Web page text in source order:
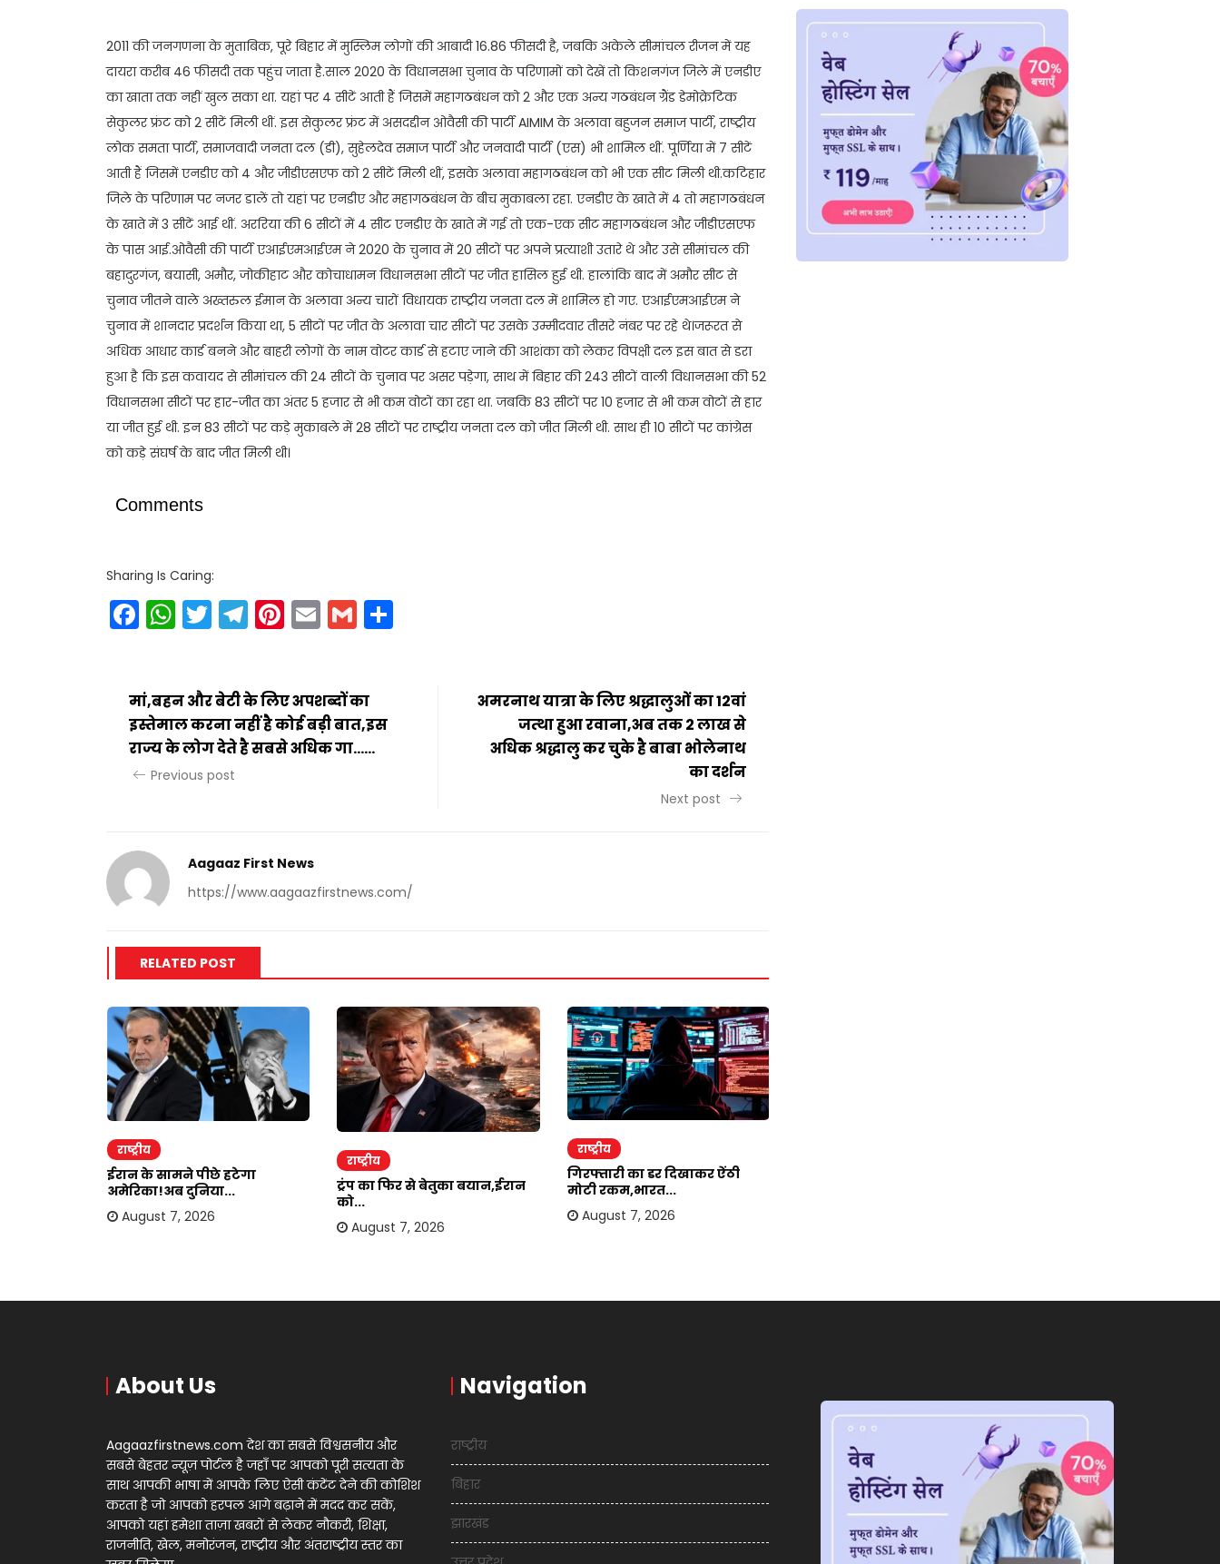
2011 की जनगणना के मुताबिक, पूरे बिहार में मुस्लिम लोगों की आबादी 16.86 फीसदी है, जबकि अकेले सीमांचल रीजन में यह
दायरा करीब 46 फीसदी तक पहुंच जाता है.साल 2020 के विधानसभा चुनाव के परिणामों को देखें तो किशनगंज जिले में एनडीए
का खाता तक नहीं खुल सका था. यहां पर 4 सीटें आती हैं जिसमें महागठबंधन को 2 और एक अन्य गठबंधन ग्रैंड डेमोक्रेटिक
सेकुलर फ्रंट को 2 सीटें मिली थीं. इस सेकुलर फ्रंट में असदद्दीन ओवैसी की पार्टी AIMIM के अलावा बहुजन समाज पार्टी, राष्ट्रीय
लोक समता पार्टी, समाजवादी जनता दल (डी), सुहेलदेव समाज पार्टी और जनवादी पार्टी (एस) भी शामिल थीं. पूर्णिया में 7 सीटें
आती हैं जिसमें एनडीए को 4 और जीडीएसएफ को 2 सीटें मिली थीं, इसके अलावा महागठबंधन को भी एक सीट मिली थी.कटिहार
जिले के परिणाम पर नजर डालें तो यहां पर एनडीए और महागठबंधन के बीच मुकाबला रहा. एनडीए के खाते में 4 तो महागठबंधन
के खाते में 3 सीटें आई थीं. अररिया की 6 सीटों में 4 सीट एनडीए के खाते में गई तो एक-एक सीट महागठबंधन और जीडीएसएफ
के पास आई.ओवैसी की पार्टी एआईएमआईएम ने 2020 के चुनाव में 20 सीटों पर अपने प्रत्याशी उतारे थे और उसे सीमांचल की
बहादुरगंज, बयासी, अमौर, जोकीहाट और कोचाधामन विधानसभा सीटों पर जीत हासिल हुई थी. हालांकि बाद में अमौर सीट से
चुनाव जीतने वाले अख्तरुल ईमान के अलावा अन्य चारों विधायक राष्ट्रीय जनता दल में शामिल हो गए. एआईएमआईएम ने
चुनाव में शानदार प्रदर्शन किया था, 5 सीटों पर जीत के अलावा चार सीटों पर उसके उम्मीदवार तीसरे नंबर पर रहे थे।जरूरत से
अधिक आधार कार्ड बनने और बाहरी लोगों के नाम वोटर कार्ड से हटाए जाने की आशंका को लेकर विपक्षी दल इस बात से डरा
हुआ है कि इस कवायद से सीमांचल की 24 सीटों के चुनाव पर असर पड़ेगा, साथ में बिहार की 243 सीटों वाली विधानसभा की 52
विधानसभा सीटों पर हार-जीत का अंतर 5 हजार से भी कम वोटों का रहा था. जबकि 83 सीटों पर 10 हजार से भी कम वोटों से हार
या जीत हुई थी. इन 83 सीटों पर कड़े मुकाबले में 28 सीटों पर राष्ट्रीय जनता दल को जीत मिली थी. साथ ही 10 सीटों पर कांग्रेस
को कड़े संघर्ष के बाद जीत मिली थी।
Comments
Sharing Is Caring:
Facebook
WhatsApp
Twitter
Telegram
Pinterest
EmailGmail
मां,बहन और बेटी के लिए अपशब्दों का
इस्तेमाल करना नहीं है कोई बड़ी बात,इस
राज्य के लोग देते है सबसे अधिक गा……
Previous post
अमरनाथ यात्रा के लिए श्रद्धालुओं का 12वां
जत्था हुआ रवाना,अब तक 2 लाख से
अधिक श्रद्धालु कर चुके है बाबा भोलेनाथ
का दर्शन
Next post
Aagaaz First News
https://www.aagaazfirstnews.com/
RELATED POST
राष्ट्रीय
ईरान के सामने पीछे हटेगा
अमेरिका!अब दुनिया...
August 7, 2026
राष्ट्रीय
ट्रंप का फिर से बेतुका बयान,ईरान
को...
August 7, 2026
राष्ट्रीय
गिरफ्तारी का डर दिखाकर ऐंठी
मोटी रकम,भारत...
August 7, 2026
About Us
Aagaazfirstnews.com देश का सबसे विश्वसनीय और
सबसे बेहतर न्यूज़ पोर्टल है जहाँ पर आपको पूरी सत्यता के
साथ आपकी भाषा में आपके लिए ऐसी कंटेंट देने की कोशिश
करता है जो आपको हरपल आगे बढ़ाने में मदद कर सकें,
आपको यहां हमेशा ताज़ा खबरों से लेकर नौकरी, शिक्षा,
राजनीति, खेल, मनोरंजन, राष्ट्रीय और अंतराष्ट्रीय स्तर का
Navigation
राष्ट्रीय
बिहार
झारखंड